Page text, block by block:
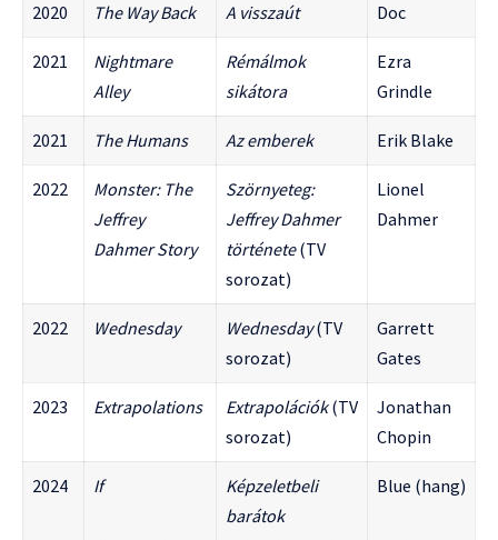
2020 The Way Back A visszaút Doc
2021
Nightmare
Alley
Rémálmok
sikátora
Ezra
Grindle
2021 The Humans Az emberek Erik Blake
2022
Monster: The
Jeffrey
Dahmer Story
Szörnyeteg:
Jeffrey Dahmer
története(TV
sorozat)
Lionel
Dahmer
2022 Wednesday Wednesday(TV
sorozat)
Garrett
Gates
2023 Extrapolations Extrapolációk(TV
sorozat)
Jonathan
Chopin
2024 If
Képzeletbeli
barátok
Blue (hang)